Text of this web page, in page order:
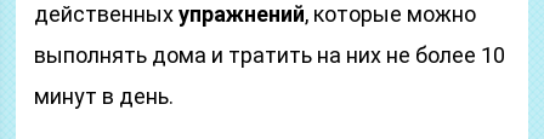
действенныхупражнений, которые можно
выполнять дома и тратить на них не более 10
минут в день.